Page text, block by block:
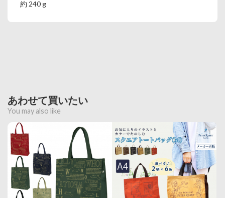
約 240 g
あわせて買いたい
You may also like